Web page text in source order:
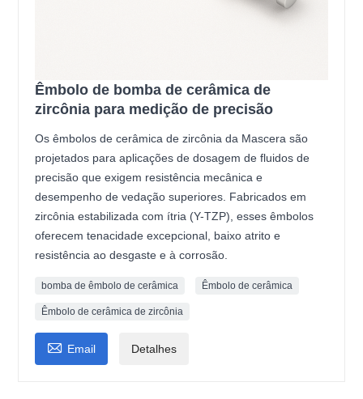
Êmbolo de bomba de cerâmica de
zircônia para medição de precisão
Os êmbolos de cerâmica de zircônia da Mascera são
projetados para aplicações de dosagem de fluidos de
precisão que exigem resistência mecânica e
desempenho de vedação superiores. Fabricados em
zircônia estabilizada com ítria (Y-TZP), esses êmbolos
oferecem tenacidade excepcional, baixo atrito e
resistência ao desgaste e à corrosão.
bomba de êmbolo de cerâmica Êmbolo de cerâmica
Êmbolo de cerâmica de zircônia
 Email Detalhes